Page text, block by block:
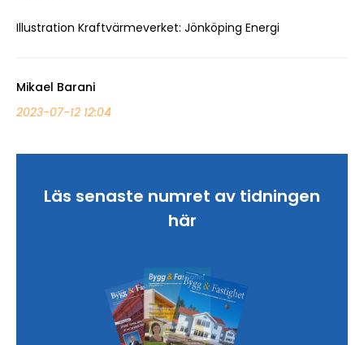
Illustration Kraftvärmeverket: Jönköping Energi
Mikael Barani
2023-07-12 12:04
Läs senaste numret av tidningen
här